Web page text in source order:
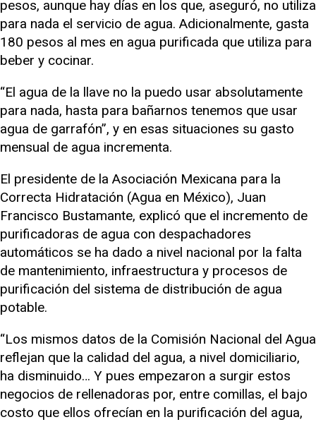
pesos, aunque hay días en los que, aseguró, no utiliza
para nada el servicio de agua. Adicionalmente, gasta
180 pesos al mes en agua purificada que utiliza para
beber y cocinar.
“El agua de la llave no la puedo usar absolutamente
para nada, hasta para bañarnos tenemos que usar
agua de garrafón”, y en esas situaciones su gasto
mensual de agua incrementa.
El presidente de la Asociación Mexicana para la
Correcta Hidratación (Agua en México), Juan
Francisco Bustamante, explicó que el incremento de
purificadoras de agua con despachadores
automáticos se ha dado a nivel nacional por la falta
de mantenimiento, infraestructura y procesos de
purificación del sistema de distribución de agua
potable.
“Los mismos datos de la Comisión Nacional del Agua
reflejan que la calidad del agua, a nivel domiciliario,
ha disminuido… Y pues empezaron a surgir estos
negocios de rellenadoras por, entre comillas, el bajo
costo que ellos ofrecían en la purificación del agua,